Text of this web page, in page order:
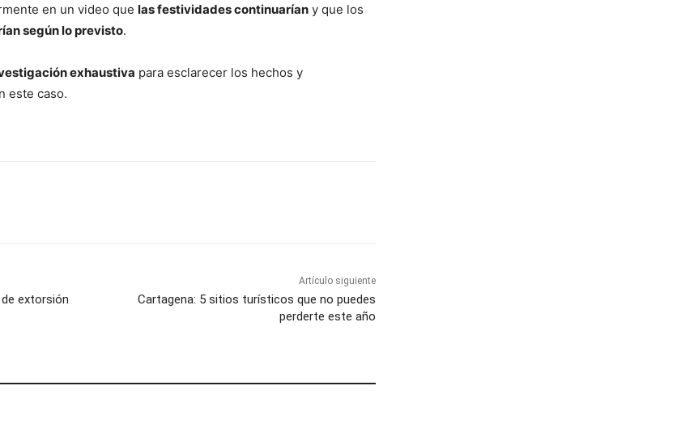
en un video que las festividades continuarían y que los
según lo previsto.
exhaustiva para esclarecer los hechos y
este caso.
extorsión
Artículo siguiente
Cartagena: 5 sitios turísticos que no puedes
perderte este año